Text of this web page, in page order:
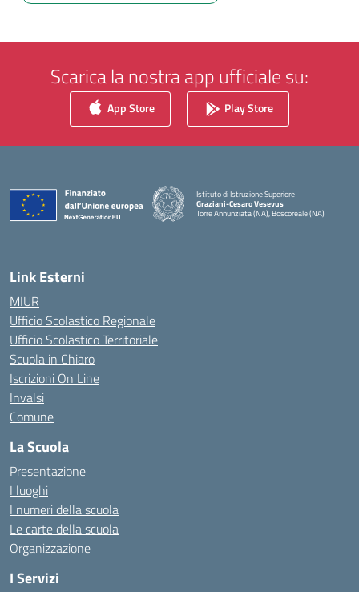
Scarica la nostra app ufficiale su:
App Store Play Store
Istituto di Istruzione Superiore
Graziani-Cesaro Vesevus
Torre Annunziata (NA), Boscoreale (NA)
Link Esterni
MIUR
Ufficio Scolastico Regionale
Ufficio Scolastico Territoriale
Scuola in Chiaro
Iscrizioni On Line
Invalsi
Comune
La Scuola
Presentazione
I luoghi
I numeri della scuola
Le carte della scuola
Organizzazione
I Servizi